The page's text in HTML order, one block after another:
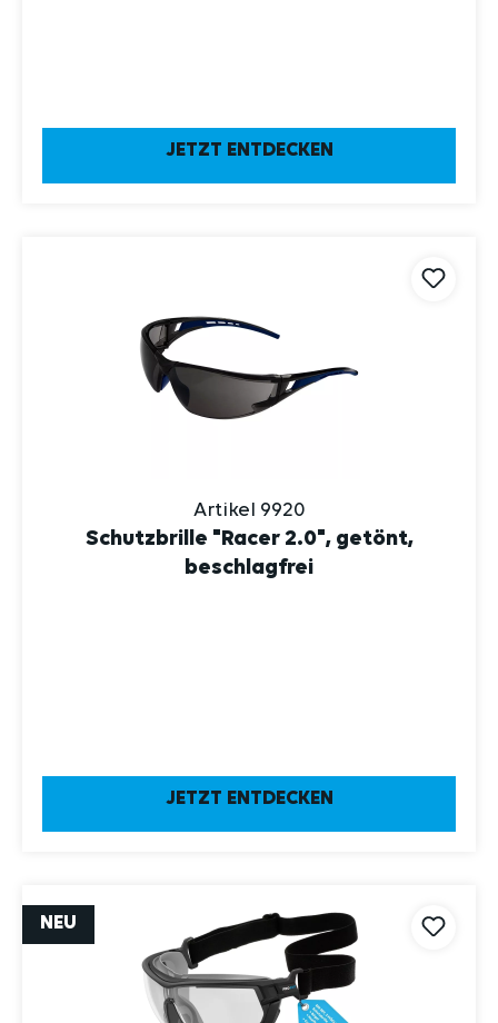
JETZT ENTDECKEN
Artikel 9920
Schutzbrille "Racer 2.0", getönt,
beschlagfrei
JETZT ENTDECKEN
NEU